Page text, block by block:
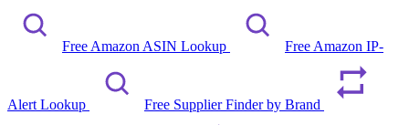
Free Amazon ASIN Lookup Free Amazon IP-
Alert Lookup Free Supplier Finder by Brand